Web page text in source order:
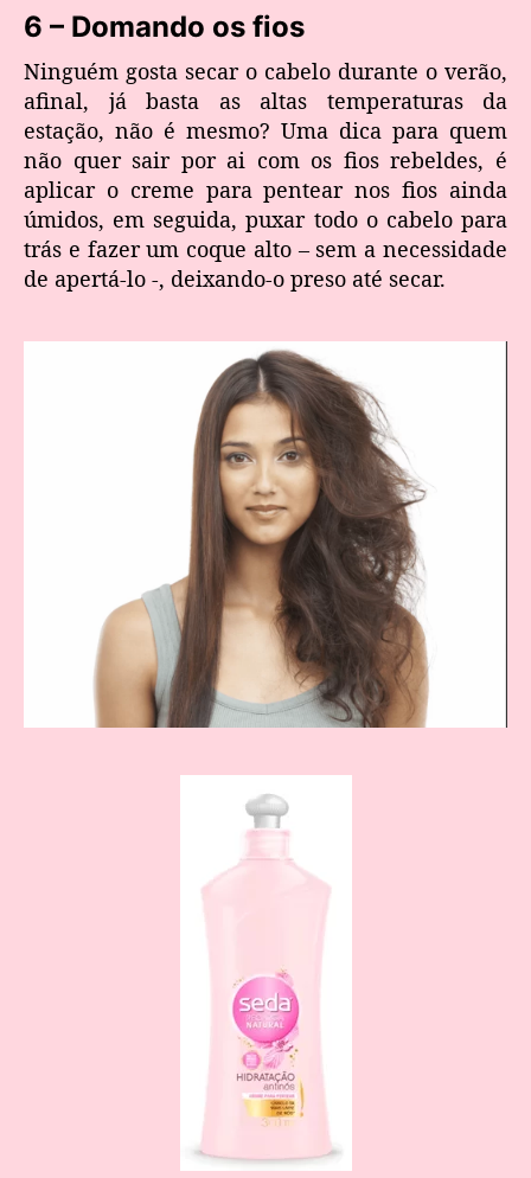
6 – Domando os fios
Ninguém gosta secar o cabelo durante o verão,
afinal, já basta as altas temperaturas da
estação, não é mesmo? Uma dica para quem
não quer sair por ai com os fios rebeldes, é
aplicar o creme para pentear nos fios ainda
úmidos, em seguida, puxar todo o cabelo para
trás e fazer um coque alto – sem a necessidade
de apertá-lo -, deixando-o preso até secar.